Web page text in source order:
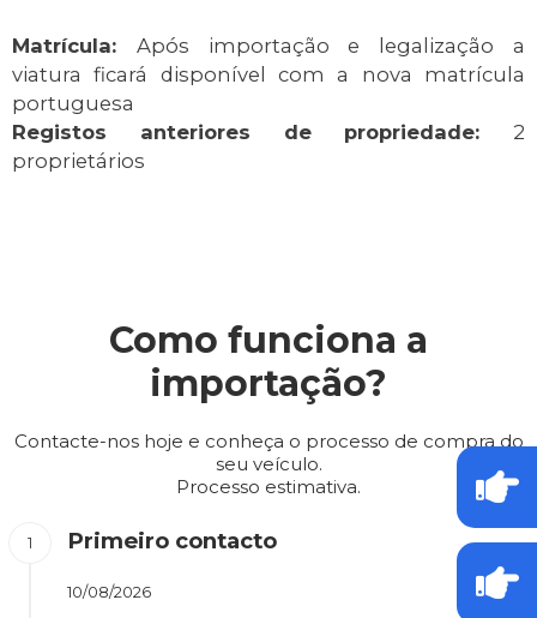
Matrícula: Após importação e legalização a
viatura ficará disponível com a nova matrícula
portuguesa
Registos anteriores de propriedade: 2
proprietários
Como funciona a
importação?
Contacte-nos hoje e conheça o processo de compra do
seu veículo.
Processo estimativa.
Primeiro contacto
10/08/2026